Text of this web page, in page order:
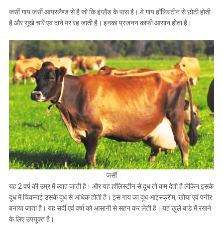
जर्सी गाय जर्सी आयरलैण्ड से है जो कि इंग्लैंड के पास है। ये गाय हाॅलिस्टीन से छोटी होती
है और सूखे चारें एवं दाने पर रह जाती है। इनका प्रजनन काफी आसान होता है।
जर्सी
यह 2 वर्ष की उम्र में ब्याह जाती है। और यह हाॅलिस्टीन से दूध तो कम देती है लेकिन इसके
दूध में चिकनाई उसके दूध से अधिक होती है। इस गाय का दूध आइस्क्रीम, खोया एवं पनीर
बनाया जाता है। यह सर्दी एवं वर्षा को आसानी से सहन कर लेती है। यह खुले बाडे में रखने
के लिए उपयुक्त है।